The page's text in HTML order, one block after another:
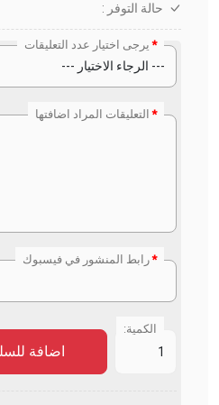
حالة التوفر :
يرجى اختيار عدد التعليقات
التعليقات المراد اضافتها
رابط المنشور في فيسبوك
الكمية:
اضافة